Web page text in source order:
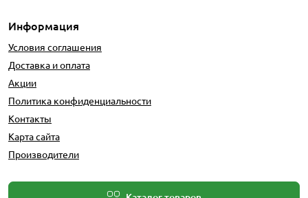
Информация
Условия соглашения
Доставка и оплата
Акции
Политика конфиденциальности
Контакты
Карта сайта
Производители